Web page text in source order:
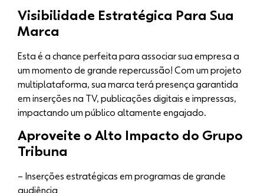
Visibilidade Estratégica Para Sua
Marca
Esta é a chance perfeita para associar sua empresa a
um momento de grande repercussão! Com um projeto
multiplataforma, sua marca terá presença garantida
em inserções na TV, publicações digitais e impressas,
impactando um público altamente engajado.
Aproveite o Alto Impacto do Grupo
Tribuna
– Inserções estratégicas em programas de grande